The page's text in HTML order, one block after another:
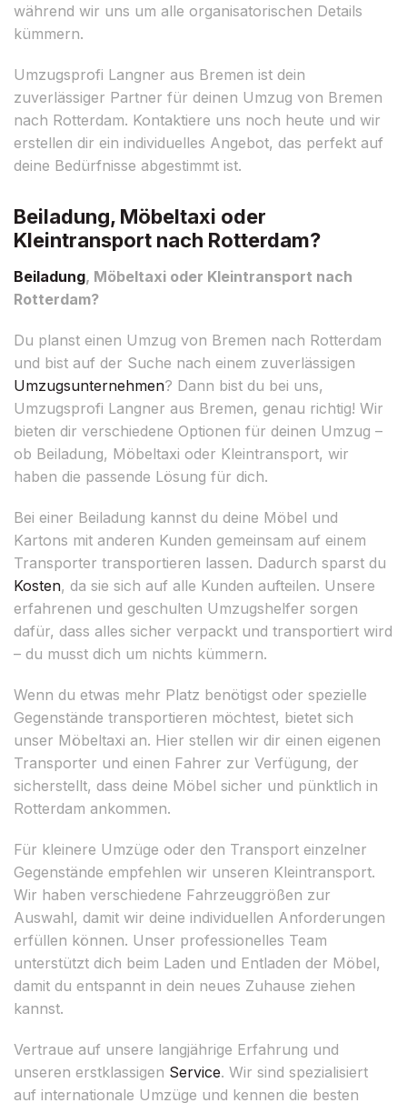
während wir uns um alle organisatorischen Details
kümmern.
Umzugsprofi Langner aus Bremen ist dein
zuverlässiger Partner für deinen Umzug von Bremen
nach Rotterdam. Kontaktiere uns noch heute und wir
erstellen dir ein individuelles Angebot, das perfekt auf
deine Bedürfnisse abgestimmt ist.
Beiladung, Möbeltaxi oder
Kleintransport nach Rotterdam?
Beiladung, Möbeltaxi oder Kleintransport nach
Rotterdam?
Du planst einen Umzug von Bremen nach Rotterdam
und bist auf der Suche nach einem zuverlässigen
Umzugsunternehmen? Dann bist du bei uns,
Umzugsprofi Langner aus Bremen, genau richtig! Wir
bieten dir verschiedene Optionen für deinen Umzug –
ob Beiladung, Möbeltaxi oder Kleintransport, wir
haben die passende Lösung für dich.
Bei einer Beiladung kannst du deine Möbel und
Kartons mit anderen Kunden gemeinsam auf einem
Transporter transportieren lassen. Dadurch sparst du
Kosten, da sie sich auf alle Kunden aufteilen. Unsere
erfahrenen und geschulten Umzugshelfer sorgen
dafür, dass alles sicher verpackt und transportiert wird
– du musst dich um nichts kümmern.
Wenn du etwas mehr Platz benötigst oder spezielle
Gegenstände transportieren möchtest, bietet sich
unser Möbeltaxi an. Hier stellen wir dir einen eigenen
Transporter und einen Fahrer zur Verfügung, der
sicherstellt, dass deine Möbel sicher und pünktlich in
Rotterdam ankommen.
Für kleinere Umzüge oder den Transport einzelner
Gegenstände empfehlen wir unseren Kleintransport.
Wir haben verschiedene Fahrzeuggrößen zur
Auswahl, damit wir deine individuellen Anforderungen
erfüllen können. Unser professionelles Team
unterstützt dich beim Laden und Entladen der Möbel,
damit du entspannt in dein neues Zuhause ziehen
kannst.
Vertraue auf unsere langjährige Erfahrung und
unseren erstklassigen Service. Wir sind spezialisiert
auf internationale Umzüge und kennen die besten